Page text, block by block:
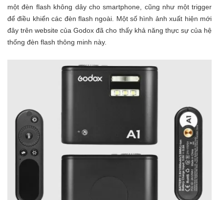
một đèn flash không dây cho smartphone, cũng như một trigger
để điều khiển các đèn flash ngoài. Một số hình ảnh xuất hiện mới
đây trên website của Godox đã cho thấy khả năng thực sự của hệ
thống đèn flash thông minh này.